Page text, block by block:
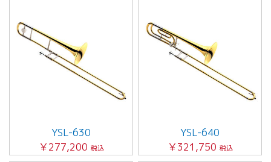
YSL-630
￥277,200 税込
YSL-640
￥321,750 税込